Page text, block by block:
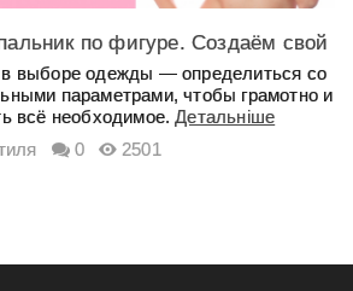
по фигуре. Создаём свой
выборе одежды — определиться со
параметрами, чтобы грамотно и
всё необходимое. Детальніше
0 2501